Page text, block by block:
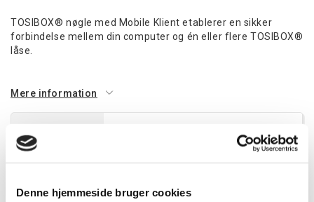
Denne hjemmeside bruger cookies
TOSIBOX® nøgle med Mobile Klient etablerer en sikker
forbindelse mellem din computer og én eller flere TOSIBOX®
låse.
Mere information
Dokumenter
netværksenheder, der er forbundet til låsen.